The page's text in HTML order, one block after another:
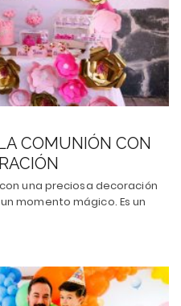
COMUNIÓN CON
una preciosa decoración
momento mágico. Es un